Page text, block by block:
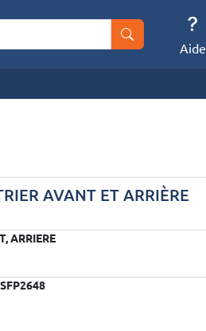
Aide
AVANT ET ARRIÈRE
ARRIERE
SFP2648